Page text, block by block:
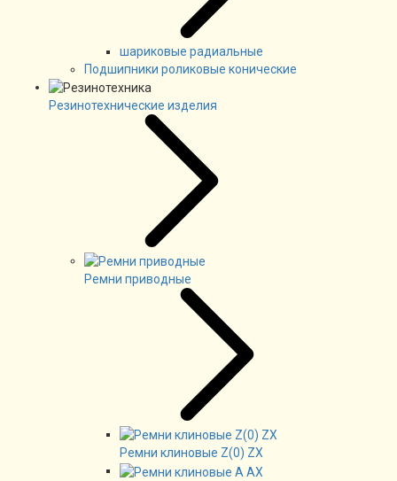
шариковые радиальные
Подшипники роликовые конические
Резинотехнические изделия
Ремни приводные
Ремни клиновые Z(0) ZX